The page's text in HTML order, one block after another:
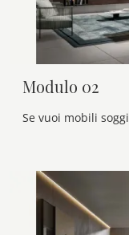
Modulo 02